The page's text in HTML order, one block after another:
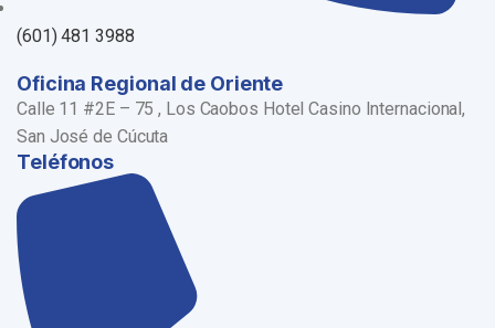
(601) 481 3988
Oficina Regional de Oriente
Calle 11 #2E – 75 , Los Caobos Hotel Casino Internacional,
San José de Cúcuta
Teléfonos